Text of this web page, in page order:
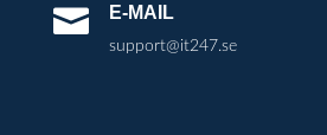
 E-MAIL
support@it247.se